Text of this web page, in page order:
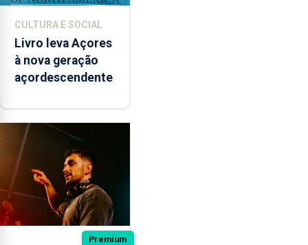
CULTURA E SOCIAL
Livro leva Açores
à nova geração
açordescendente
Premium